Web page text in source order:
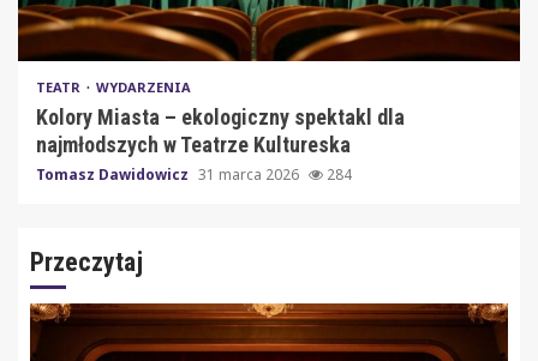
TEATR WYDARZENIA
Kolory Miasta – ekologiczny spektakl dla
najmłodszych w Teatrze Kultureska
Tomasz Dawidowicz 31 marca 2026 284
Przeczytaj